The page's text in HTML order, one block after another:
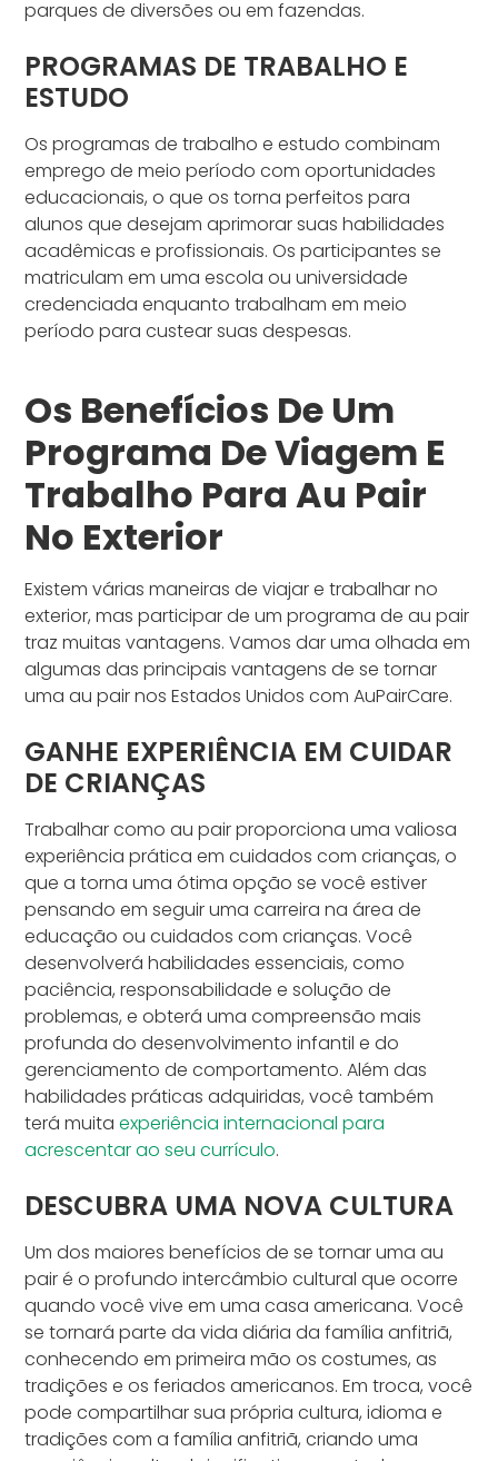
parques de diversões ou em fazendas.
PROGRAMAS DE TRABALHO E
ESTUDO
Os programas de trabalho e estudo combinam
emprego de meio período com oportunidades
educacionais, o que os torna perfeitos para
alunos que desejam aprimorar suas habilidades
acadêmicas e profissionais. Os participantes se
matriculam em uma escola ou universidade
credenciada enquanto trabalham em meio
período para custear suas despesas.
Os Benefícios De Um
Programa De Viagem E
Trabalho Para Au Pair
No Exterior
Existem várias maneiras de viajar e trabalhar no
exterior, mas participar de um programa de au pair
traz muitas vantagens. Vamos dar uma olhada em
algumas das principais vantagens de se tornar
uma au pair nos Estados Unidos com AuPairCare.
GANHE EXPERIÊNCIA EM CUIDAR
DE CRIANÇAS
Trabalhar como au pair proporciona uma valiosa
experiência prática em cuidados com crianças, o
que a torna uma ótima opção se você estiver
pensando em seguir uma carreira na área de
educação ou cuidados com crianças. Você
desenvolverá habilidades essenciais, como
paciência, responsabilidade e solução de
problemas, e obterá uma compreensão mais
profunda do desenvolvimento infantil e do
gerenciamento de comportamento. Além das
habilidades práticas adquiridas, você também
terá muitaexperiência internacional para
acrescentar ao seu currículo.
DESCUBRA UMA NOVA CULTURA
Um dos maiores benefícios de se tornar uma au
pair é o profundo intercâmbio cultural que ocorre
quando você vive em uma casa americana. Você
se tornará parte da vida diária da família anfitriã,
conhecendo em primeira mão os costumes, as
tradições e os feriados americanos. Em troca, você
pode compartilhar sua própria cultura, idioma e
tradições com a família anfitriã, criando uma